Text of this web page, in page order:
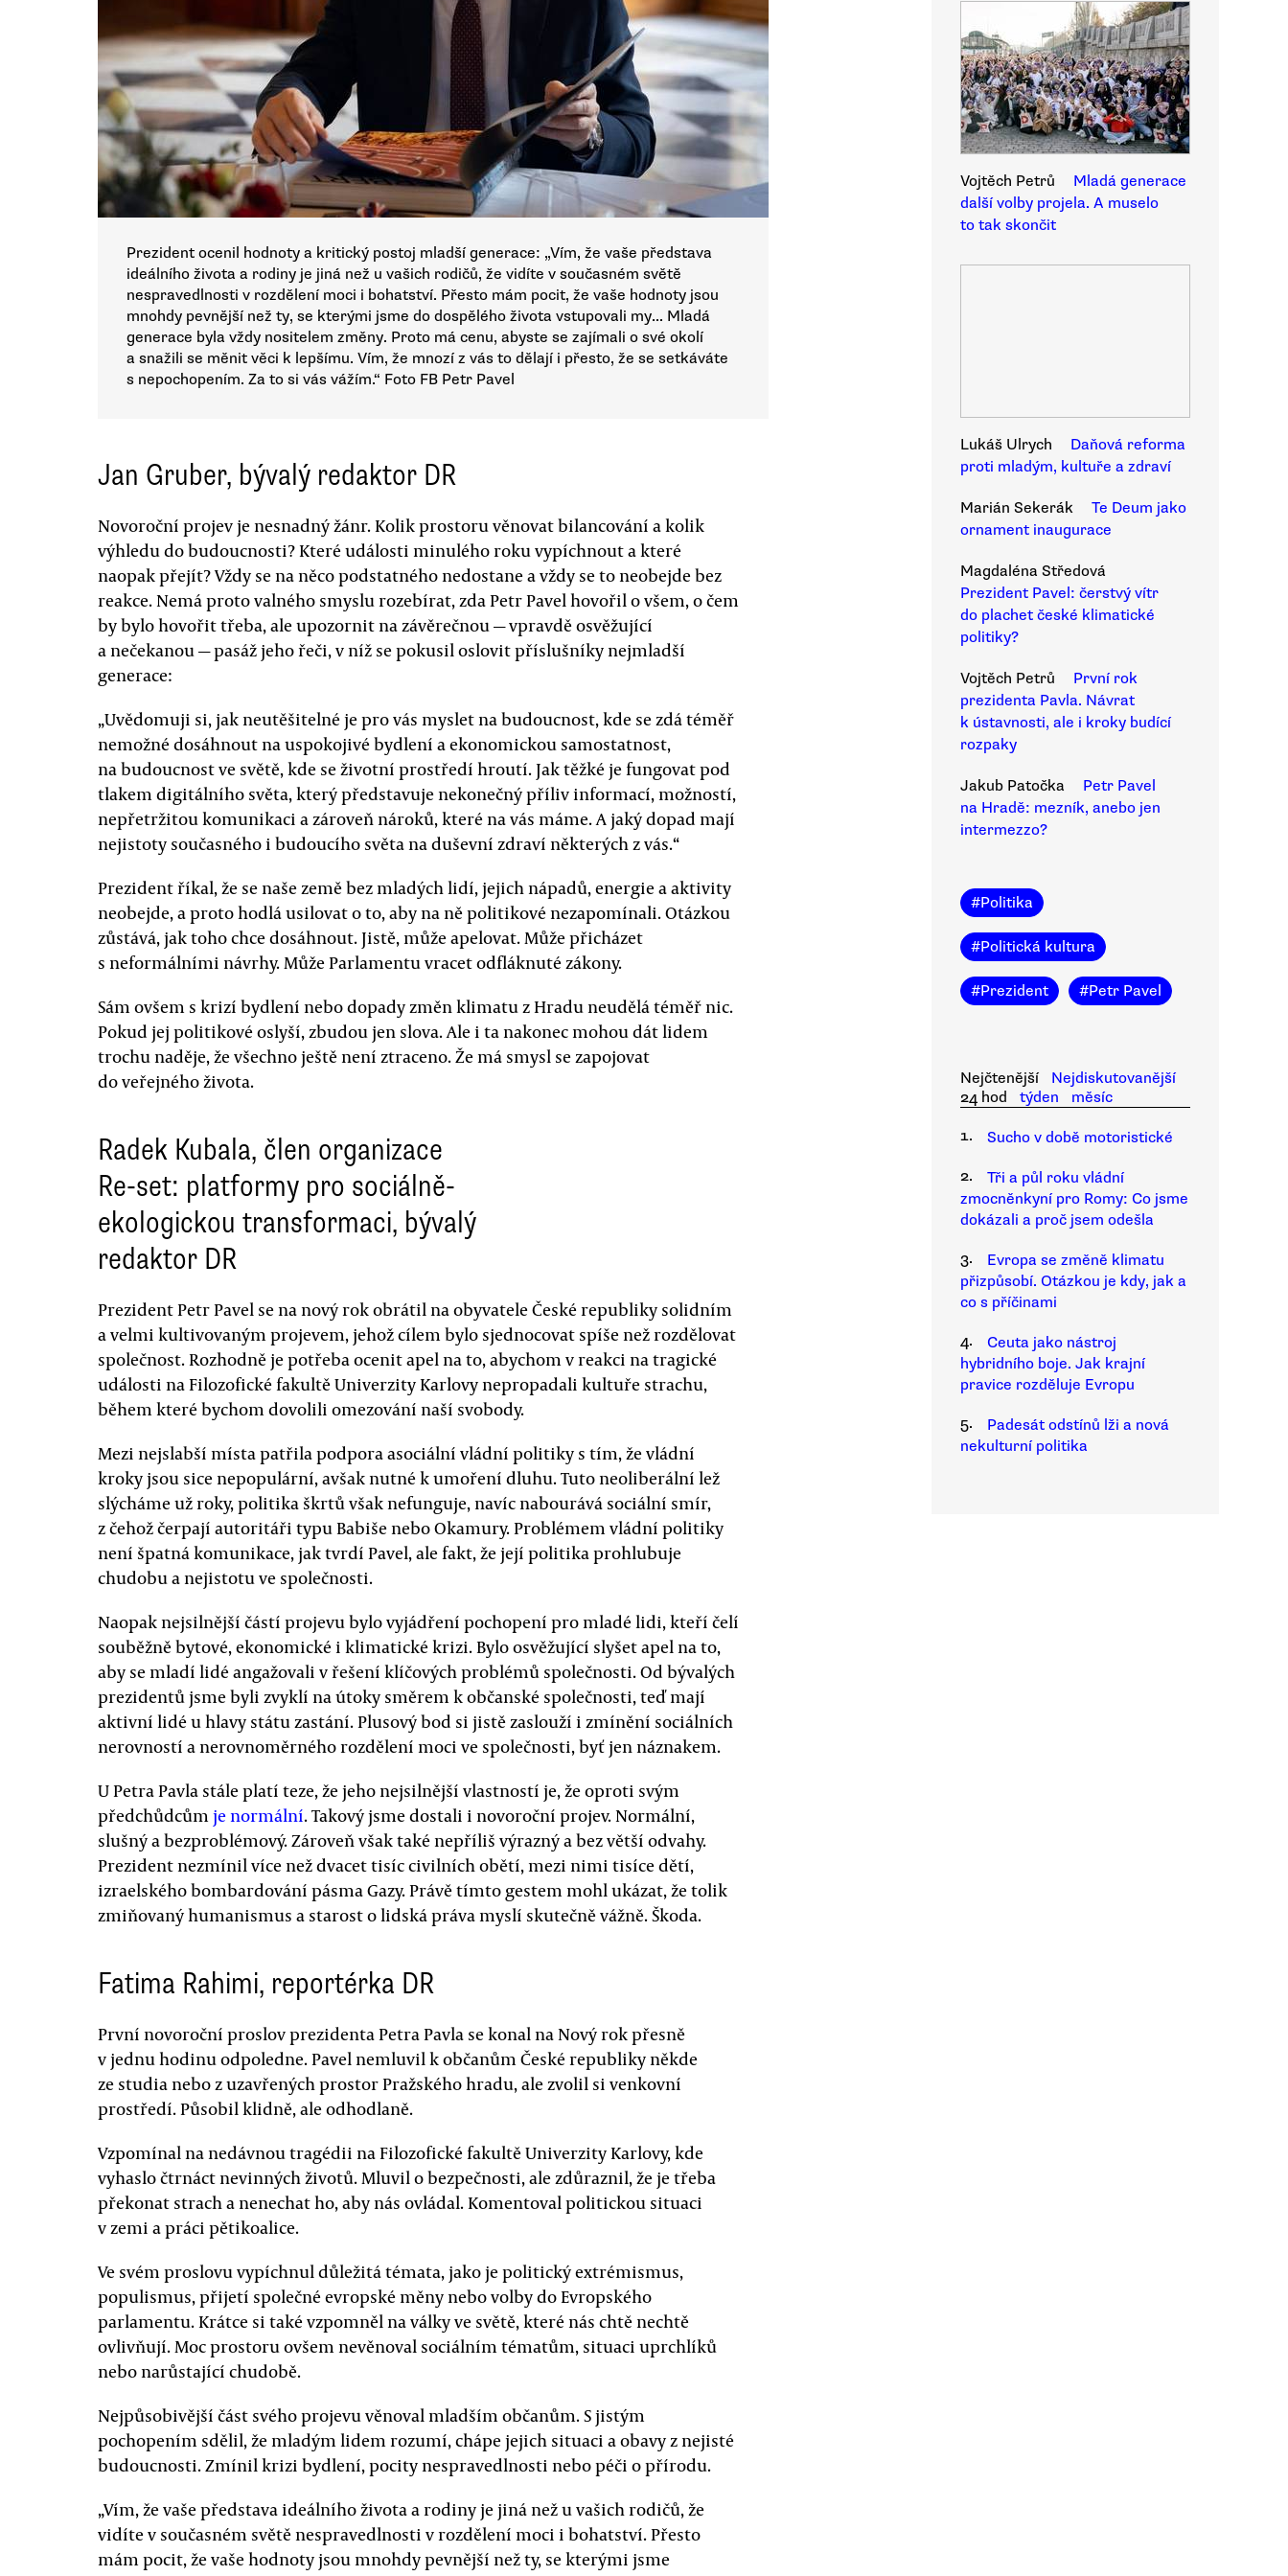
Prezident ocenil hodnoty a kritický postoj mladší generace: „Vím, že vaše představa
ideálního života a rodiny je jiná než u vašich rodičů, že vidíte v současném světě
nespravedlnosti v rozdělení moci i bohatství. Přesto mám pocit, že vaše hodnoty jsou
mnohdy pevnější než ty, se kterými jsme do dospělého života vstupovali my... Mladá
generace byla vždy nositelem změny. Proto má cenu, abyste se zajímali o své okolí
a snažili se měnit věci k lepšímu. Vím, že mnozí z vás to dělají i přesto, že se setkáváte
s nepochopením. Za to si vás vážím.“ Foto FB Petr Pavel
Jan Gruber, bývalý redaktor DR
Novoroční projev je nesnadný žánr. Kolik prostoru věnovat bilancování a kolik
výhledu do budoucnosti? Které události minulého roku vypíchnout a které
naopak přejít? Vždy se na něco podstatného nedostane a vždy se to neobejde bez
reakce. Nemá proto valného smyslu rozebírat, zda Petr Pavel hovořil o všem, o čem
by bylo hovořit třeba, ale upozornit na závěrečnou — vpravdě osvěžující
a nečekanou — pasáž jeho řeči, v níž se pokusil oslovit příslušníky nejmladší
generace:
„Uvědomuji si, jak neutěšitelné je pro vás myslet na budoucnost, kde se zdá téměř
nemožné dosáhnout na uspokojivé bydlení a ekonomickou samostatnost,
na budoucnost ve světě, kde se životní prostředí hroutí. Jak těžké je fungovat pod
tlakem digitálního světa, který představuje nekonečný příliv informací, možností,
nepřetržitou komunikaci a zároveň nároků, které na vás máme. A jaký dopad mají
nejistoty současného i budoucího světa na duševní zdraví některých z vás.“
Prezident říkal, že se naše země bez mladých lidí, jejich nápadů, energie a aktivity
neobejde, a proto hodlá usilovat o to, aby na ně politikové nezapomínali. Otázkou
zůstává, jak toho chce dosáhnout. Jistě, může apelovat. Může přicházet
s neformálními návrhy. Může Parlamentu vracet odfláknuté zákony.
Sám ovšem s krizí bydlení nebo dopady změn klimatu z Hradu neudělá téměř nic.
Pokud jej politikové oslyší, zbudou jen slova. Ale i ta nakonec mohou dát lidem
trochu naděje, že všechno ještě není ztraceno. Že má smysl se zapojovat
do veřejného života.
Radek Kubala, člen organizace
Re-set: platformy pro sociálně-
ekologickou transformaci, bývalý
redaktor DR
Prezident Petr Pavel se na nový rok obrátil na obyvatele České republiky solidním
a velmi kultivovaným projevem, jehož cílem bylo sjednocovat spíše než rozdělovat
společnost. Rozhodně je potřeba ocenit apel na to, abychom v reakci na tragické
události na Filozofické fakultě Univerzity Karlovy nepropadali kultuře strachu,
během které bychom dovolili omezování naší svobody.
Mezi nejslabší místa patřila podpora asociální vládní politiky s tím, že vládní
kroky jsou sice nepopulární, avšak nutné k umoření dluhu. Tuto neoliberální lež
slýcháme už roky, politika škrtů však nefunguje, navíc nabourává sociální smír,
z čehož čerpají autoritáři typu Babiše nebo Okamury. Problémem vládní politiky
není špatná komunikace, jak tvrdí Pavel, ale fakt, že její politika prohlubuje
chudobu a nejistotu ve společnosti.
Naopak nejsilnější částí projevu bylo vyjádření pochopení pro mladé lidi, kteří čelí
souběžně bytové, ekonomické i klimatické krizi. Bylo osvěžující slyšet apel na to,
aby se mladí lidé angažovali v řešení klíčových problémů společnosti. Od bývalých
prezidentů jsme byli zvyklí na útoky směrem k občanské společnosti, teď mají
aktivní lidé u hlavy státu zastání. Plusový bod si jistě zaslouží i zmínění sociálních
nerovností a nerovnoměrného rozdělení moci ve společnosti, byť jen náznakem.
U Petra Pavla stále platí teze, že jeho nejsilnější vlastností je, že oproti svým
předchůdcůmje normální. Takový jsme dostali i novoroční projev. Normální,
slušný a bezproblémový. Zároveň však také nepříliš výrazný a bez větší odvahy.
Prezident nezmínil více než dvacet tisíc civilních obětí, mezi nimi tisíce dětí,
izraelského bombardování pásma Gazy. Právě tímto gestem mohl ukázat, že tolik
zmiňovaný humanismus a starost o lidská práva myslí skutečně vážně. Škoda.
Fatima Rahimi, reportérka DR
První novoroční proslov prezidenta Petra Pavla se konal na Nový rok přesně
v jednu hodinu odpoledne. Pavel nemluvil k občanům České republiky někde
ze studia nebo z uzavřených prostor Pražského hradu, ale zvolil si venkovní
prostředí. Působil klidně, ale odhodlaně.
Vzpomínal na nedávnou tragédii na Filozofické fakultě Univerzity Karlovy, kde
vyhaslo čtrnáct nevinných životů. Mluvil o bezpečnosti, ale zdůraznil, že je třeba
překonat strach a nenechat ho, aby nás ovládal. Komentoval politickou situaci
v zemi a práci pětikoalice.
Ve svém proslovu vypíchnul důležitá témata, jako je politický extrémismus,
populismus, přijetí společné evropské měny nebo volby do Evropského
parlamentu. Krátce si také vzpomněl na války ve světě, které nás chtě nechtě
ovlivňují. Moc prostoru ovšem nevěnoval sociálním tématům, situaci uprchlíků
nebo narůstající chudobě.
Nejpůsobivější část svého projevu věnoval mladším občanům. S jistým
pochopením sdělil, že mladým lidem rozumí, chápe jejich situaci a obavy z nejisté
budoucnosti. Zmínil krizi bydlení, pocity nespravedlnosti nebo péči o přírodu.
„Vím, že vaše představa ideálního života a rodiny je jiná než u vašich rodičů, že
vidíte v současném světě nespravedlnosti v rozdělení moci i bohatství. Přesto
mám pocit, že vaše hodnoty jsou mnohdy pevnější než ty, se kterými jsme
Vojtěch Petrů
Mladá generace
další volby projela. A muselo
to tak skončit
Lukáš Ulrych
Daňová reforma
proti mladým, kultuře a zdraví
Marián Sekerák
Te Deum jako
ornament inaugurace
Magdaléna Středová
Prezident Pavel: čerstvý vítr
do plachet české klimatické
politiky?
Vojtěch Petrů
První rok
prezidenta Pavla. Návrat
k ústavnosti, ale i kroky budící
rozpaky
Jakub Patočka
Petr Pavel
na Hradě: mezník, anebo jen
intermezzo?
#Politika
#Politická kultura
#Prezident #Petr Pavel
Nejčtenější
Nejdiskutovanější
24 hod
týden
měsíc
1.
Sucho v době motoristické
2.
Tři a půl roku vládní
zmocněnkyní pro Romy: Co jsme
dokázali a proč jsem odešla
3.
Evropa se změně klimatu
přizpůsobí. Otázkou je kdy, jak a
co s příčinami
4.
Ceuta jako nástroj
hybridního boje. Jak krajní
pravice rozděluje Evropu
5.
Padesát odstínů lži a nová
nekulturní politika